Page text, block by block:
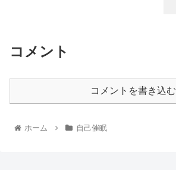
コメント
コメントを書き込む
ホーム 自己催眠